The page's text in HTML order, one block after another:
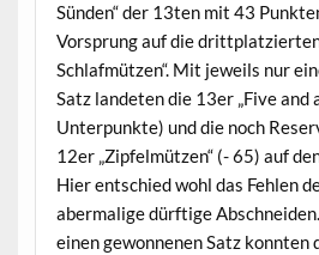
Sünden“ der 13ten mit 43
Vorsprung auf die
Schlafmützen“. Mit jeweils nur
Satz landeten die 13er „Five and
Unterpunkte) und die noch
12er „Zipfelmützen“ (- 65) auf
Hier entschied wohl das Fehlen
abermalige dürftige
einen gewonnenen Satz konnten